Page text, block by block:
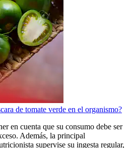
de tomate verde en el organismo?
en cuenta que su consumo debe ser
Además, la principal
supervise su ingesta regular,